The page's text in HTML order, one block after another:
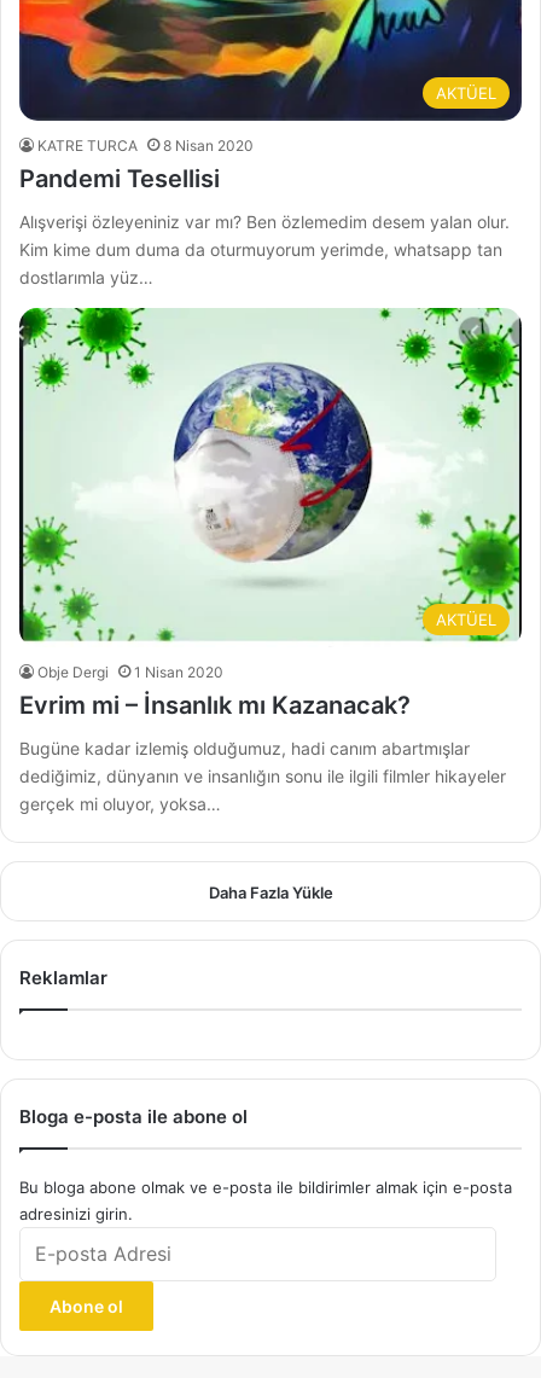
AKTÜEL
KATRE TURCA 8 Nisan 2020
Pandemi Tesellisi
Alışverişi özleyeniniz var mı? Ben özlemedim desem yalan olur.
Kim kime dum duma da oturmuyorum yerimde, whatsapp tan
dostlarımla yüz…
AKTÜEL
Obje Dergi 1 Nisan 2020
Evrim mi – İnsanlık mı Kazanacak?
Bugüne kadar izlemiş olduğumuz, hadi canım abartmışlar
dediğimiz, dünyanın ve insanlığın sonu ile ilgili filmler hikayeler
gerçek mi oluyor, yoksa…
Daha Fazla Yükle
Reklamlar
Bloga e-posta ile abone ol
Bu bloga abone olmak ve e-posta ile bildirimler almak için e-posta
adresinizi girin.
posta
Abone ol